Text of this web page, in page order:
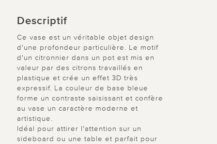
Descriptif
Ce vase est un véritable objet design
d'une profondeur particulière. Le motif
d'un citronnier dans un pot est mis en
valeur par des citrons travaillés en
plastique et crée un effet 3D très
expressif. La couleur de base bleue
forme un contraste saisissant et confère
au vase un caractère moderne et
artistique.
Idéal pour attirer l'attention sur un
sideboard ou une table et parfait pour